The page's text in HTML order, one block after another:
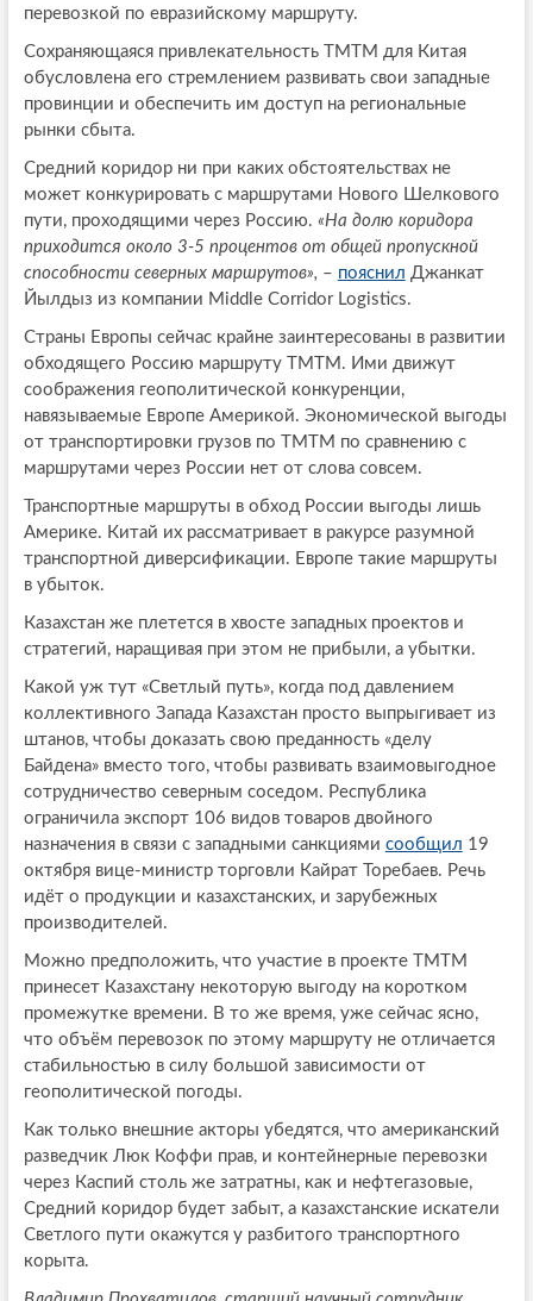
перевозкой по евразийскому маршруту.
Сохраняющаяся привлекательность ТМТМ для Китая
обусловлена его стремлением развивать свои западные
провинции и обеспечить им доступ на региональные
рынки сбыта.
Средний коридор ни при каких обстоятельствах не
может конкурировать с маршрутами Нового Шелкового
пути, проходящими через Россию. «На долю коридора
приходится около 3-5 процентов от общей пропускной
способности северных маршрутов», – пояснил Джанкат
Йылдыз из компании Middle Corridor Logistics.
Страны Европы сейчас крайне заинтересованы в развитии
обходящего Россию маршруту ТМТМ. Ими движут
соображения геополитической конкуренции,
навязываемые Европе Америкой. Экономической выгоды
от транспортировки грузов по ТМТМ по сравнению с
маршрутами через России нет от слова совсем.
Транспортные маршруты в обход России выгоды лишь
Америке. Китай их рассматривает в ракурсе разумной
транспортной диверсификации. Европе такие маршруты
в убыток.
Казахстан же плетется в хвосте западных проектов и
стратегий, наращивая при этом не прибыли, а убытки.
Какой уж тут «Светлый путь», когда под давлением
коллективного Запада Казахстан просто выпрыгивает из
штанов, чтобы доказать свою преданность «делу
Байдена» вместо того, чтобы развивать взаимовыгодное
сотрудничество северным соседом. Республика
ограничила экспорт 106 видов товаров двойного
назначения в связи с западными санкциями сообщил 19
октября вице-министр торговли Кайрат Торебаев. Речь
идёт о продукции и казахстанских, и зарубежных
производителей.
Можно предположить, что участие в проекте ТМТМ
принесет Казахстану некоторую выгоду на коротком
промежутке времени. В то же время, уже сейчас ясно,
что объём перевозок по этому маршруту не отличается
стабильностью в силу большой зависимости от
геополитической погоды.
Как только внешние акторы убедятся, что американский
разведчик Люк Коффи прав, и контейнерные перевозки
через Каспий столь же затратны, как и нефтегазовые,
Средний коридор будет забыт, а казахстанские искатели
Светлого пути окажутся у разбитого транспортного
корыта.